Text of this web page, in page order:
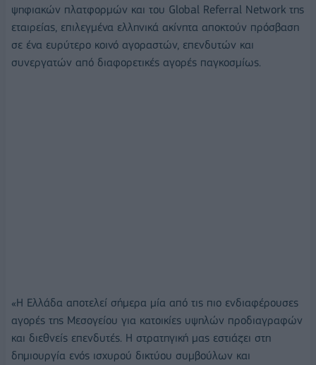
ψηφιακών πλατφορμών και του Global Referral Network της
εταιρείας, επιλεγμένα ελληνικά ακίνητα αποκτούν πρόσβαση
σε ένα ευρύτερο κοινό αγοραστών, επενδυτών και
συνεργατών από διαφορετικές αγορές παγκοσμίως.
«Η Ελλάδα αποτελεί σήμερα μία από τις πιο ενδιαφέρουσες
αγορές της Μεσογείου για κατοικίες υψηλών προδιαγραφών
και διεθνείς επενδυτές. Η στρατηγική μας εστιάζει στη
δημιουργία ενός ισχυρού δικτύου συμβούλων και